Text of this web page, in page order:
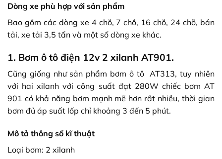
Dòng xe phù hợp với sản phẩm
Bao gồm các dòng xe 4 chỗ, 7 chỗ, 16 chỗ, 24 chỗ, bán
tải, xe tải 3,5 tấn và một số dòng xe khác.
1. Bơm ô tô điện 12v 2 xilanh AT901.
Cũng giống như sản phẩm bơm ô tô AT313, tuy nhiên
với hai xilanh với công suất đạt 280W chiếc bơm AT
901 có khả năng bơm mạnh mẽ hơn rất nhiều, thời gian
bơm đủ áp suất lốp chỉ khoảng 3 đến 5 phút.
Mô tả thông số kĩ thuật
Loại bơm: 2 xilanh